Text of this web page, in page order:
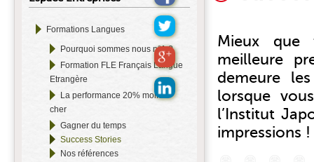
Formations Langues
Pourquoi sommes nous n°1 ?
Formation FLE Français Langue
Etrangère
La performance 20% moins
cher
Gagner du temps
Success Stories
Nos références
Mieux que
meilleure
demeure
lorsque
l’Institut
impressions !